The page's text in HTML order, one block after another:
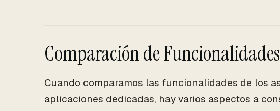
Comparación de Funcionalidades
Cuando comparamos las funcionalidades de los
aplicaciones dedicadas, hay varios aspectos a